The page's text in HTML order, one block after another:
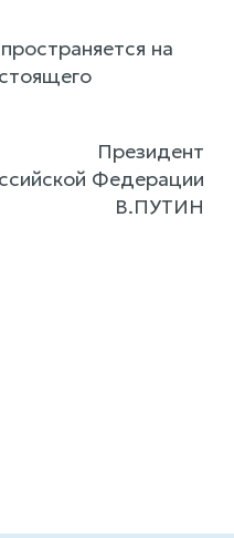
на
Президент
Федерации
В.ПУТИН